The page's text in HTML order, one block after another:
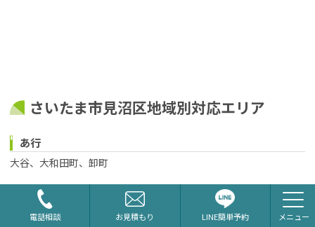
さいたま市見沼区地域別対応エリア
あ行
大谷、大和田町、卸町
か行
加田屋、加田屋新田、片柳、片柳東、片柳（大字）、上山口新田、
電話相談 お見積もり LINE簡単予約